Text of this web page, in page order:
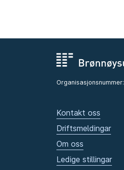
Organisasjonsnummer:
Kontakt oss
Driftsmeldingar
Om oss
Ledige stillingar